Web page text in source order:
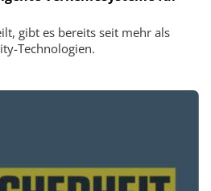
gibt es bereits seit mehr als
Technologien.